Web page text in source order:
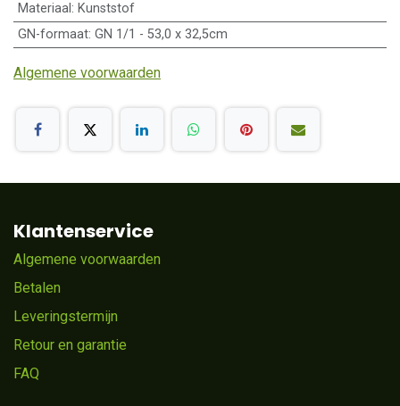
Materiaal : Kunststof
GN-formaat: GN 1/1 - 53,0 x 32,5cm
Algemene voorwaarden
Klantenservice
Algemene voorwaarden
Betalen
Leveringstermijn
Retour en garantie
FAQ